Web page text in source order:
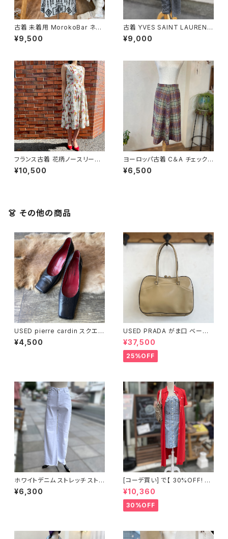
古着 未着用 MorokoBar ネイ
ティブ柄ロングスカート
¥9,500
古着 YVES SAINT LAURENT
グレーデニム
¥9,000
フランス古着 花柄ノースリーブ
プリーツワンピース
¥10,500
ヨーロッパ古着 C＆A チェック
フレアスカート＜ミックス＞
¥6,500
👗 その他の商品
USED pierre cardin スクエア
トゥ ブラックパンプス
¥4,500
USED PRADA がま口 ベージ
ュ ハンドバッグ
¥37,500
25%OFF
ホワイトデニム ストレッチ ストレ
ート パンツ
¥6,300
[コーデ買い] で【 30%OFF! 】2
点 古着 ROBBIE BEE レッド ロ
ングシャツワンピース + デニム
サロペットワンピース
¥10,360
30%OFF